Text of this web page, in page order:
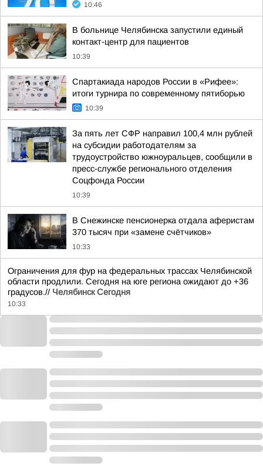
10:46
В больнице Челябинска запустили единый
контакт-центр для пациентов
10:39
Спартакиада народов России в «Рифее»:
итоги турнира по современному пятиборью
10:39
За пять лет СФР направил 100,4 млн рублей
на субсидии работодателям за
трудоустройство южноуральцев, сообщили в
пресс-службе регионального отделения
Соцфонда России
10:39
В Снежинске пенсионерка отдала аферистам
370 тысяч при «замене счётчиков»
10:33
Ограничения для фур на федеральных трассах Челябинской
области продлили. Сегодня на юге региона ожидают до +36
градусов.// Челябинск Сегодня
10:33